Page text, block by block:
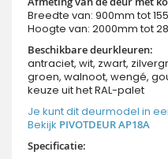
Breedte van: 900mm tot
Hoogte van: 2000mm tot
Beschikbare deurkleuren:
antraciet, wit, zwart,
groen, walnoot, wengé,
keuze uit het RAL-palet
Je kunt dit deurmodel in
Bekijk PIVOTDEUR AP18A
Specificatie: